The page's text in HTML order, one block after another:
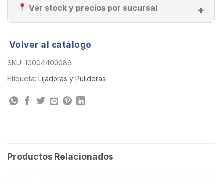
Ver stock y precios por sucursal
Volver al catálogo
SKU: 10004400089
Etiqueta: Lijadoras y Pulidoras
Productos Relacionados